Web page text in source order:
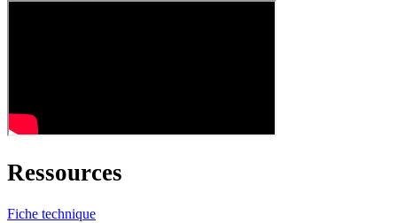
Ressources
Fiche technique